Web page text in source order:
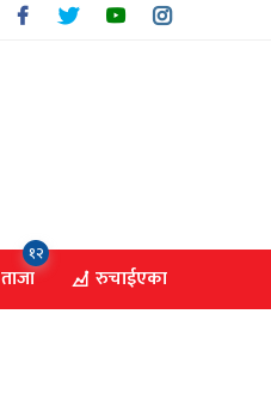
ताजा
१२
रुचाईएका